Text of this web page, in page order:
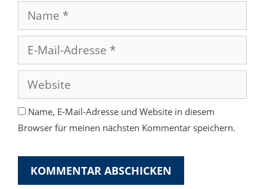
Name
Mail-
Adresse
Website
Name, E-Mail-Adresse und Website in diesem
Browser für meinen nächsten Kommentar speichern.